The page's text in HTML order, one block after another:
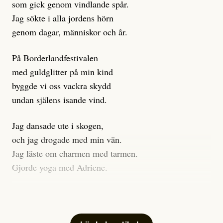
Journalistiken är låst. En klatschig men korrekt rubrik
gör förhoppningsvis att en nyfiken beställer
prenumeration, men den avslutas sekunder senare om
dessa granskningar på olika källor, alltifrån domar till
en mängd intervjupersoner, inklusive generös
möjlighet att bemöta för såväl personen vars motiv att
engagera sig i Palestinarörelsen ifrågasätts som de
grupper där Säpo-resursen samlade in uppgifter.
Researchen är grundlig.
Möjligen är det egentligen inte journalistikens metod
som stör?
artiklarna ”inte är bra för” och ”skapar betydligt mer
som gick genom vindlande spår.
Jag sökte i alla jordens hörn
genom dagar, människor och år.
På Borderlandfestivalen
med guldglitter på min kind
byggde vi oss vackra skydd
undan själens isande vind.
Jag dansade ute i skogen,
och jag drogade med min vän.
Jag läste om charmen med tarmen.
Gjorde yoga med Adriene.